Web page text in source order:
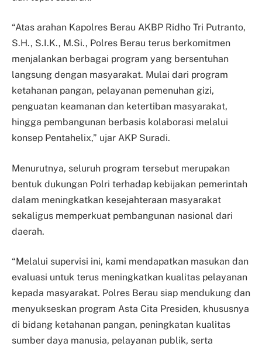
“Atas arahan Kapolres Berau AKBP Ridho Tri Putranto,
S.H., S.I.K., M.Si., Polres Berau terus berkomitmen
menjalankan berbagai program yang bersentuhan
langsung dengan masyarakat. Mulai dari program
ketahanan pangan, pelayanan pemenuhan gizi,
penguatan keamanan dan ketertiban masyarakat,
hingga pembangunan berbasis kolaborasi melalui
konsep Pentahelix,” ujar AKP Suradi.
Menurutnya, seluruh program tersebut merupakan
bentuk dukungan Polri terhadap kebijakan pemerintah
dalam meningkatkan kesejahteraan masyarakat
sekaligus memperkuat pembangunan nasional dari
daerah.
“Melalui supervisi ini, kami mendapatkan masukan dan
evaluasi untuk terus meningkatkan kualitas pelayanan
kepada masyarakat. Polres Berau siap mendukung dan
menyukseskan program Asta Cita Presiden, khususnya
di bidang ketahanan pangan, peningkatan kualitas
sumber daya manusia, pelayanan publik, serta